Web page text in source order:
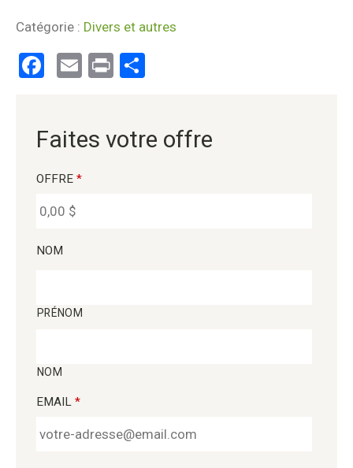
Catégorie : Divers et autres
Facebook
Email
Print
Faites votre offre
OFFRE *
NOM
PRÉNOM
NOM
EMAIL *